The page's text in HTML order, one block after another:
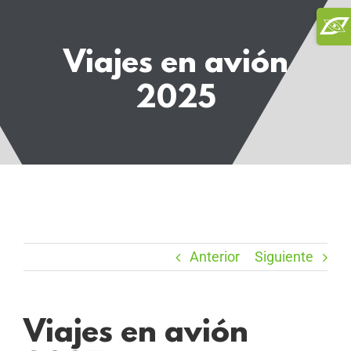
Viajes en avión
2025
Anterior Siguiente
Viajes en avión